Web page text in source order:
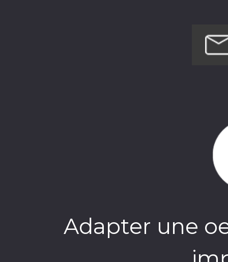
Adapter une